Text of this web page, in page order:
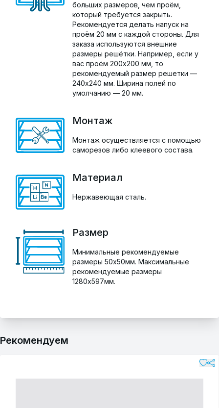
больших размеров, чем проём,
который требуется закрыть.
Рекомендуется делать напуск на
проём 20 мм с каждой стороны. Для
заказа используются внешние
размеры решётки. Например, если у
вас проём 200х200 мм, то
рекомендуемый размер решетки —
240х240 мм. Ширина полей по
умолчанию — 20 мм.
Монтаж
Монтаж осуществляется с помощью
саморезов либо клеевого состава.
Материал
Нержавеющая сталь.
Размер
Минимальные рекомендуемые
размеры 50х50мм. Максимальные
рекомендуемые размеры
1280х597мм.
Рекомендуем